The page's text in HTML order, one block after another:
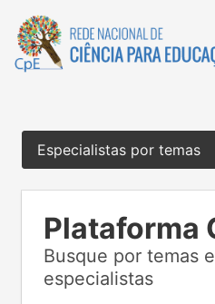
Especialistas por temas
Plataforma
Busque por temas
especialistas